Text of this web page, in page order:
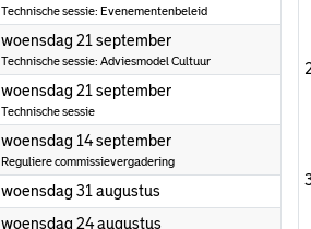
Technische sessie: Evenementenbeleid
woensdag 21 september2022
Technische sessie: Adviesmodel Cultuur
woensdag 21 september2022
Technische sessie
woensdag 14 september2022
Reguliere commissievergadering
woensdag 31 augustus
woensdag 24 augustus